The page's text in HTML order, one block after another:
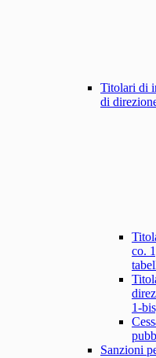
Titolari di
di
co.
1-
Sanzioni